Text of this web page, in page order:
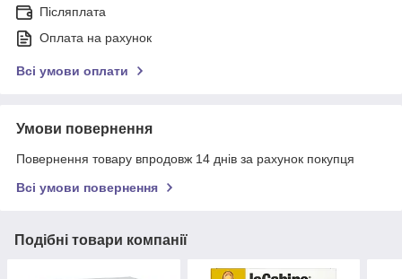
Післяплата
Оплата на рахунок
Всі умови оплати
Умови повернення
Повернення товару впродовж 14 днів за рахунок покупця
Всі умови повернення
Подібні товари компанії